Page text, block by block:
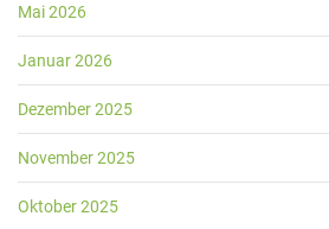
Mai 2026
Januar 2026
Dezember 2025
November 2025
Oktober 2025